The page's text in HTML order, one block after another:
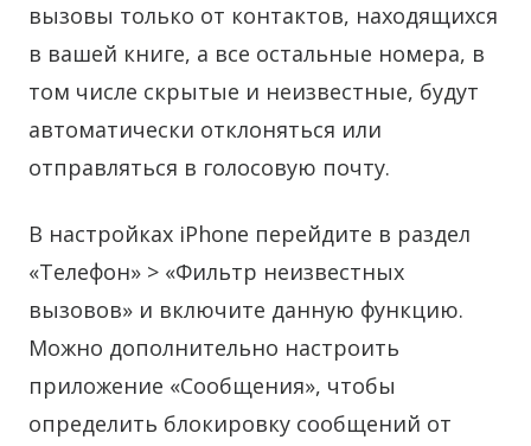
вызовы только от контактов, находящихся
в вашей книге, а все остальные номера, в
том числе скрытые и неизвестные, будут
автоматически отклоняться или
отправляться в голосовую почту.
В настройках iPhone перейдите в раздел
«Телефон» > «Фильтр неизвестных
вызовов» и включите данную функцию.
Можно дополнительно настроить
приложение «Сообщения», чтобы
определить блокировку сообщений от